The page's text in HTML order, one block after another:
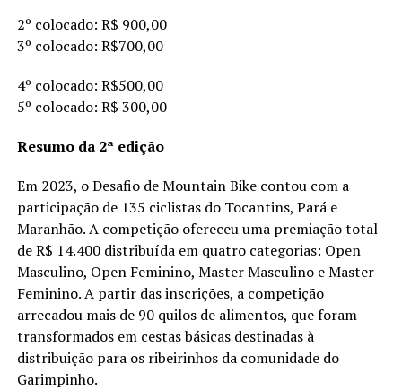
2º colocado: R$ 900,00
3º colocado: R$700,00
4º colocado: R$500,00
5º colocado: R$ 300,00
Resumo da 2ª edição
Em 2023, o Desafio de Mountain Bike contou com a
participação de 135 ciclistas do Tocantins, Pará e
Maranhão. A competição ofereceu uma premiação total
de R$ 14.400 distribuída em quatro categorias: Open
Masculino, Open Feminino, Master Masculino e Master
Feminino. A partir das inscrições, a competição
arrecadou mais de 90 quilos de alimentos, que foram
transformados em cestas básicas destinadas à
distribuição para os ribeirinhos da comunidade do
Garimpinho.